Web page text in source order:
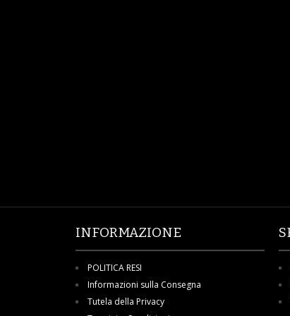
INFORMAZIONE
POLITICA RESI
Informazioni sulla Consegna
Tutela della Privacy